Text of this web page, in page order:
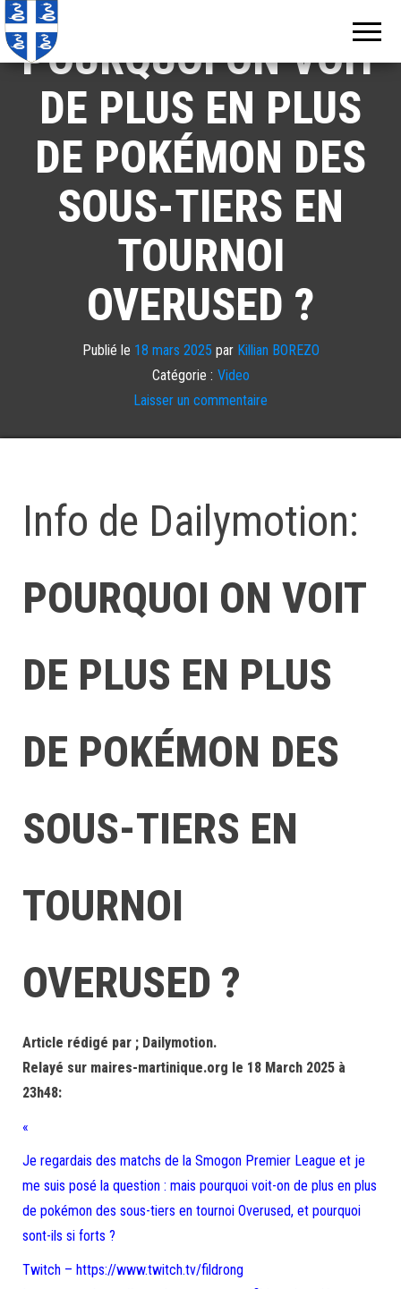
POURQUOI ON VOIT
DE PLUS EN PLUS
DE POKÉMON DES
SOUS-TIERS EN
TOURNOI
OVERUSED ?
Publié le 18 mars 2025 par Killian BOREZO
Catégorie : Video
Laisser un commentaire
Info de Dailymotion:
POURQUOI ON VOIT
DE PLUS EN PLUS
DE POKÉMON DES
SOUS-TIERS EN
TOURNOI
OVERUSED ?
Article rédigé par ; Dailymotion.
Relayé sur maires-martinique.org le 18 March 2025 à
23h48:
«
Je regardais des matchs de la Smogon Premier League et je
me suis posé la question : mais pourquoi voit-on de plus en plus
de pokémon des sous-tiers en tournoi Overused, et pourquoi
sont-ils si forts ?
Twitch – https://www.twitch.tv/fildrong